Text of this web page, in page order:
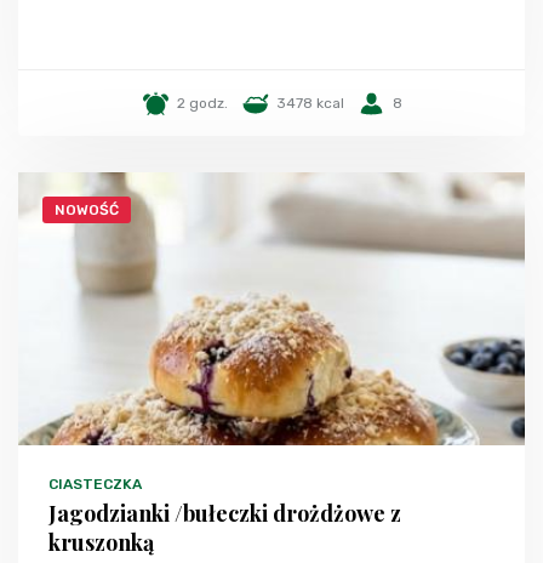
2 godz. 3478 kcal 8
NOWOŚĆ
CIASTECZKA
Jagodzianki /bułeczki drożdżowe z
kruszonką